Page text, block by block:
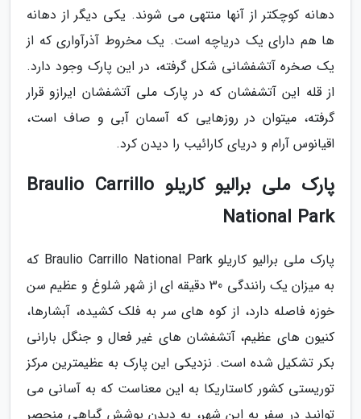
دهانه کوچکتر از آنها منتهی می شوند. یکی دیگر از دهانه
ها هم دارای یک دریاچه است. یک مخروط آذرآواری که از
یک صخره آتشفشانی شکل گرفته، در این پارک وجود دارد.
از قله این آتشفشان که در پارک ملی آتشفشان ایرازو قرار
گرفته، میتوان در روزهایی که آسمان آبی و صاف است،
اقیانوس آرام و دریای کارائیب را دیدن کرد.
پارک ملی برالیو کاریلو Braulio Carrillo
National Park
پارک ملی برالیو کاریلو Braulio Carrillo National Park که
به میزان یک رانندگی 30 دقیقه ای از شهر شلوغ و عظیم سن
خوزه فاصله دارد، از کوه های سر به فلک کشیده، آبشارها،
کنیون های عظیم، آتشفشان های غیر فعال و جنگل بارانی
بکر تشکیل شده است. نزدیکی این پارک به عظیمترین مرکز
توریستی کشور کاستاریکا به این معناست که به آسانی می
توانید در سفر به این شهر، به دیدن پوشش گیاهی منحصر